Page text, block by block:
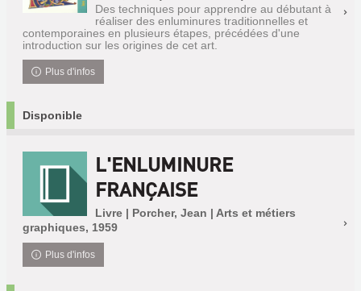
Des techniques pour apprendre au débutant à
réaliser des enluminures traditionnelles et
contemporaines en plusieurs étapes, précédées d'une
introduction sur les origines de cet art.
Plus d'infos
Disponible
L'ENLUMINURE
FRANÇAISE
Livre | Porcher, Jean | Arts et métiers
graphiques, 1959
Plus d'infos